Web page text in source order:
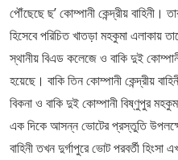
পৌঁছেছে ছ’ কোম্পানী কেন্দ্রীয় বাহিনী।
হিসেবে পরিচিত খাতড়া মহকুমা এলাকায়
স্থানীয় বিএড কলেজে ও বাকি দুই
হয়েছে। বাকি তিন কোম্পানী কেন্দ্রীয়
বিকনা ও বাকি দুই কোম্পানী বিষ্ণুপুর
এক দিকে আসন্ন ভোটের প্রস্তুতি
বাহিনী তখন দুর্গাপুরে ভোট পরবর্তী